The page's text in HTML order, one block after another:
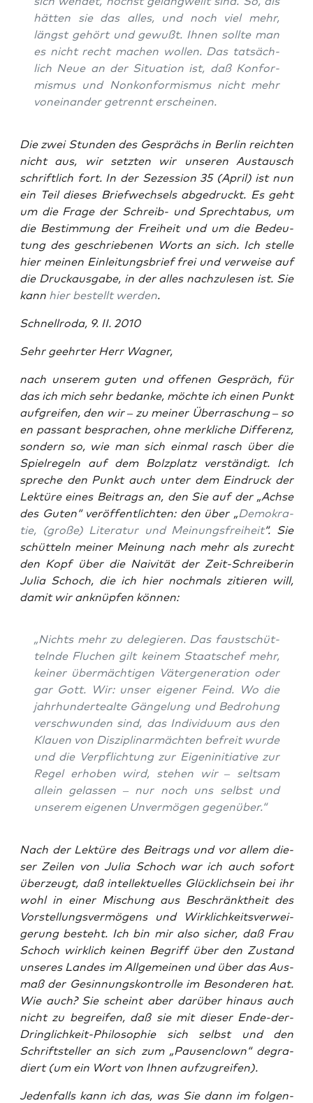
hät­ten sie das alles, und noch viel mehr,
längst gehört und gewußt. Ihnen soll­te man
es nicht recht machen wol­len. Das tat­säch­
lich Neue an der Situa­ti­on ist, daß Kon­for­
mis­mus und Non­kon­for­mis­mus nicht mehr
von­ein­an­der getrennt erscheinen.
Die zwei Stun­den des Gesprächs in Ber­lin reich­ten
nicht aus, wir setz­ten wir unse­ren Aus­tausch
schrift­lich fort. In der Sezes­si­on35 (April) ist nun
ein Teil die­ses Brief­wech­sels abge­druckt. Es geht
um die Fra­ge der Schreib- und Sprech­ta­bus, um
die Bestim­mung der Frei­heit und um die Bedeu­
tung des geschrie­be­nen Worts an sich. Ich stel­le
hier mei­nen Ein­lei­tungs­brief frei und ver­wei­se auf
die Druck­aus­ga­be, in der alles nach­zu­le­sen ist. Sie
kann hier bestellt wer­den.
Schnell­ro­da, 9. II. 2010
Sehr geehr­ter Herr Wagner,
nach unse­rem guten und offe­nen Gespräch, für
das ich mich sehr bedan­ke, möch­te ich einen Punkt
auf­grei­fen, den wir – zu mei­ner Über­ra­schung – so
en pas­sant bespra­chen, ohne merk­li­che Dif­fe­renz,
son­dern so, wie man sich ein­mal rasch über die
Spiel­re­geln auf dem Bolz­platz ver­stän­digt. Ich
spre­che den Punkt auch unter dem Ein­druck der
Lek­tü­re eines Bei­trags an, den Sie auf der „Ach­se
des Guten“ ver­öf­fent­lich­ten: den über „Demo­kra­
tie, (gro­ße) Lite­ra­tur und Mei­nungs­frei­heit“. Sie
schüt­teln mei­ner Mei­nung nach mehr als zurecht
den Kopf über die Nai­vi­tät der Zeit-Schrei­be­rin
Julia Scho­ch, die ich hier noch­mals zitie­ren will,
damit wir anknüp­fen können:
„Nichts mehr zu dele­gie­ren. Das faust­schüt­
teln­de Flu­chen gilt kei­nem Staats­chef mehr,
kei­ner über­mäch­ti­gen Väter­ge­nera­ti­on oder
gar Gott. Wir: unser eige­ner Feind. Wo die
jahr­hun­der­te­al­te Gän­ge­lung und Bedro­hung
ver­schwun­den sind, das Indi­vi­du­um aus den
Klau­en von Dis­zi­pli­nar­mäch­ten befreit wur­de
und die Ver­pflich­tung zur Eigen­in­itia­ti­ve zur
Regel erho­ben wird, ste­hen wir – selt­sam
allein gelas­sen – nur noch uns selbst und
unse­rem eige­nen Unver­mö­gen gegenüber.“
Nach der Lek­tü­re des Bei­trags und vor allem die­
ser Zei­len von Julia Scho­ch war ich auch sofort
über­zeugt, daß intel­lek­tu­el­les Glück­lich­sein bei ihr
wohl in einer Mischung aus Beschränkt­heit des
Vor­stel­lungs­ver­mö­gens und Wirk­lich­keits­ver­wei­
ge­rung besteht. Ich bin mir also sicher, daß Frau
Scho­ch wirk­lich kei­nen Begriff über den Zustand
unse­res Lan­des im All­ge­mei­nen und über das Aus­
maß der Gesin­nungs­kon­trol­le im Beson­de­ren hat.
Wie auch? Sie scheint aber dar­über hin­aus auch
nicht zu begrei­fen, daß sie mit die­ser Ende-der-
Dring­lich­keit-Phi­lo­so­phie sich selbst und den
Schrift­stel­ler an sich zum „Pau­sen­clown“ degra­
diert (um ein Wort von Ihnen aufzugreifen).
Jeden­falls kann ich das, was Sie dann im fol­gen­